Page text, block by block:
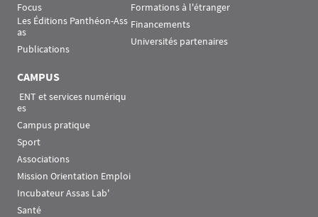
Focus
Les Éditions Panthéon-Ass
as
Publications
Formations à l'étranger
Financements
Universités partenaires
CAMPUS
es
Campus pratique
Sport
Associations
Mission Orientation Emploi
Incubateur Assas Lab'
Santé